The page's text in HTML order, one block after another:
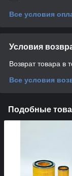
Все условия
Условия
Возврат товара в
Все условия
Подобные